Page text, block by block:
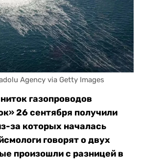
Agency via Getty Images
газопроводов
26 сентября получили
за которых началась
говорят о двух
произошли с разницей в